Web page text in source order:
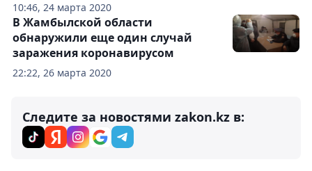
10:46, 24 марта 2020
22:22, 26 марта 2020
В Жамбылской области
обнаружили еще один случай
заражения коронавирусом
Следите за новостями zakon.kz в: